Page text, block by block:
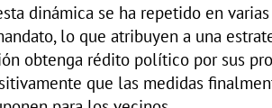
dinámica se ha repetido en varias
lo que atribuyen a una
obtenga rédito político por sus
que las medidas